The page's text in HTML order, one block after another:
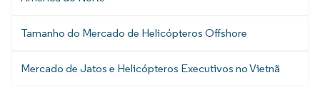
Tamanho do Mercado de Helicópteros Offshore
Mercado de Jatos e Helicópteros Executivos no Vietnã